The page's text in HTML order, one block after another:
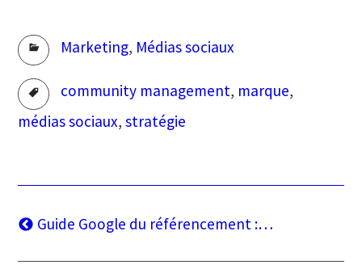
RubriquesMarketing, Médias sociaux
Tags community management, marque,
médias sociaux,stratégie
Navigation
de
Article
Guide Google du référencement :…